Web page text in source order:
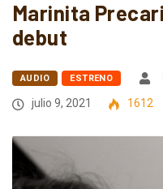
Marinita
debut
AUDIO ESTRENO
julio 9, 2021
1612